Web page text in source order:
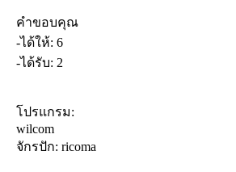
คำขอบคุณ
-ได้ให้: 6
-ได้รับ: 2
โปรแกรม:
wilcom
จักรปัก: ricoma